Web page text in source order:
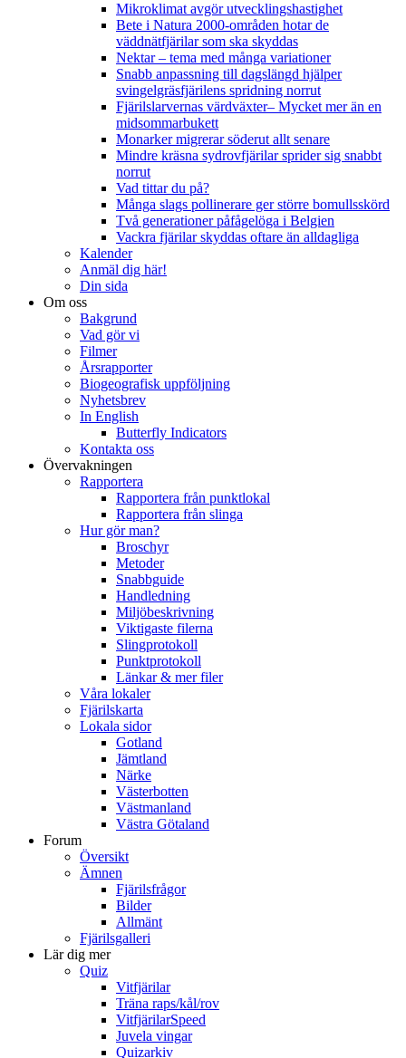
Mikroklimat avgör utvecklingshastighet
Bete i Natura 2000-områden hotar de
väddnätfjärilar som ska skyddas
Nektar – tema med många variationer
Snabb anpassning till dagslängd hjälper
svingelgräsfjärilens spridning norrut
Fjärilslarvernas värdväxter– Mycket mer än en
midsommarbukett
Monarker migrerar söderut allt senare
Mindre kräsna sydrovfjärilar sprider sig snabbt
norrut
Vad tittar du på?
Många slags pollinerare ger större bomullsskörd
Två generationer påfågelöga i Belgien
Vackra fjärilar skyddas oftare än alldagliga
Kalender
Anmäl dig här!
Din sida
Om oss
Bakgrund
Vad gör vi
Filmer
Årsrapporter
Biogeografisk uppföljning
Nyhetsbrev
In English
Butterfly Indicators
Kontakta oss
Övervakningen
Rapportera
Rapportera från punktlokal
Rapportera från slinga
Hur gör man?
Broschyr
Metoder
Snabbguide
Handledning
Miljöbeskrivning
Viktigaste filerna
Slingprotokoll
Punktprotokoll
Länkar & mer filer
Våra lokaler
Fjärilskarta
Lokala sidor
Gotland
Jämtland
Närke
Västerbotten
Västmanland
Västra Götaland
Forum
Översikt
Ämnen
Fjärilsfrågor
Bilder
Allmänt
Fjärilsgalleri
Lär dig mer
Quiz
Vitfjärilar
Träna raps/kål/rov
VitfjärilarSpeed
Juvela vingar
Quizarkiv